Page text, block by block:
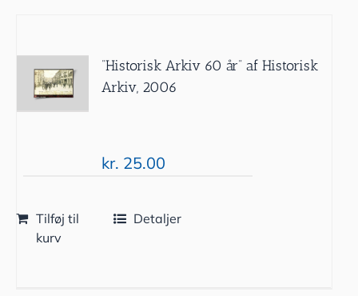
”Historisk Arkiv 60 år” af Historisk
Arkiv, 2006
kr. 25.00
Tilføj til
kurv
Detaljer